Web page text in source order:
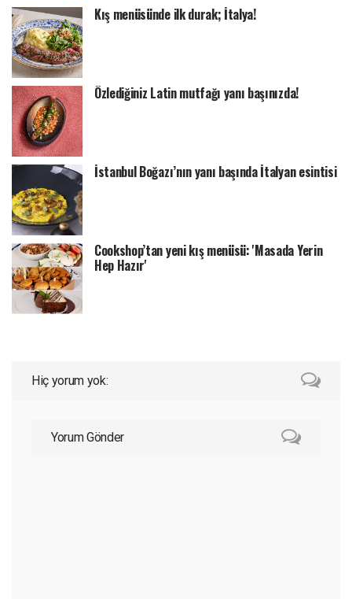
Kış menüsünde ilk durak; İtalya!
Özlediğiniz Latin mutfağı yanı başınızda!
İstanbul Boğazı’nın yanı başında İtalyan esintisi
Cookshop’tan yeni kış menüsü: 'Masada Yerin
Hep Hazır'
Hiç yorum yok:
Yorum Gönder